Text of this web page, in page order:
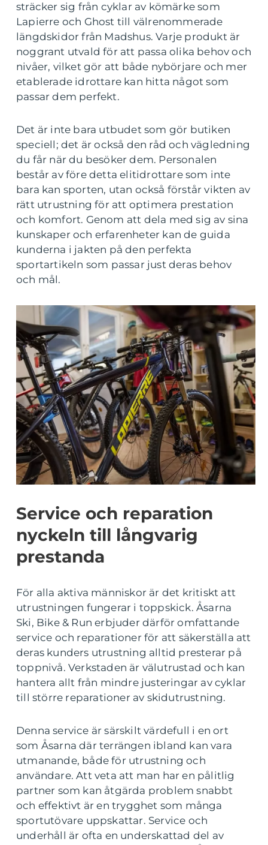
sträcker sig från cyklar av kömärke som
Lapierre och Ghost till välrenommerade
längdskidor från Madshus. Varje produkt är
noggrant utvald för att passa olika behov och
nivåer, vilket gör att både nybörjare och mer
etablerade idrottare kan hitta något som
passar dem perfekt.
Det är inte bara utbudet som gör butiken
speciell; det är också den råd och vägledning
du får när du besöker dem. Personalen
består av före detta elitidrottare som inte
bara kan sporten, utan också förstår vikten av
rätt utrustning för att optimera prestation
och komfort. Genom att dela med sig av sina
kunskaper och erfarenheter kan de guida
kunderna i jakten på den perfekta
sportartikeln som passar just deras behov
och mål.
Service och reparation
nyckeln till långvarig
prestanda
För alla aktiva människor är det kritiskt att
utrustningen fungerar i toppskick. Åsarna
Ski, Bike & Run erbjuder därför omfattande
service och reparationer för att säkerställa att
deras kunders utrustning alltid presterar på
toppnivå. Verkstaden är välutrustad och kan
hantera allt från mindre justeringar av cyklar
till större reparationer av skidutrustning.
Denna service är särskilt värdefull i en ort
som Åsarna där terrängen ibland kan vara
utmanande, både för utrustning och
användare. Att veta att man har en pålitlig
partner som kan åtgärda problem snabbt
och effektivt är en trygghet som många
sportutövare uppskattar. Service och
underhåll är ofta en underskattad del av